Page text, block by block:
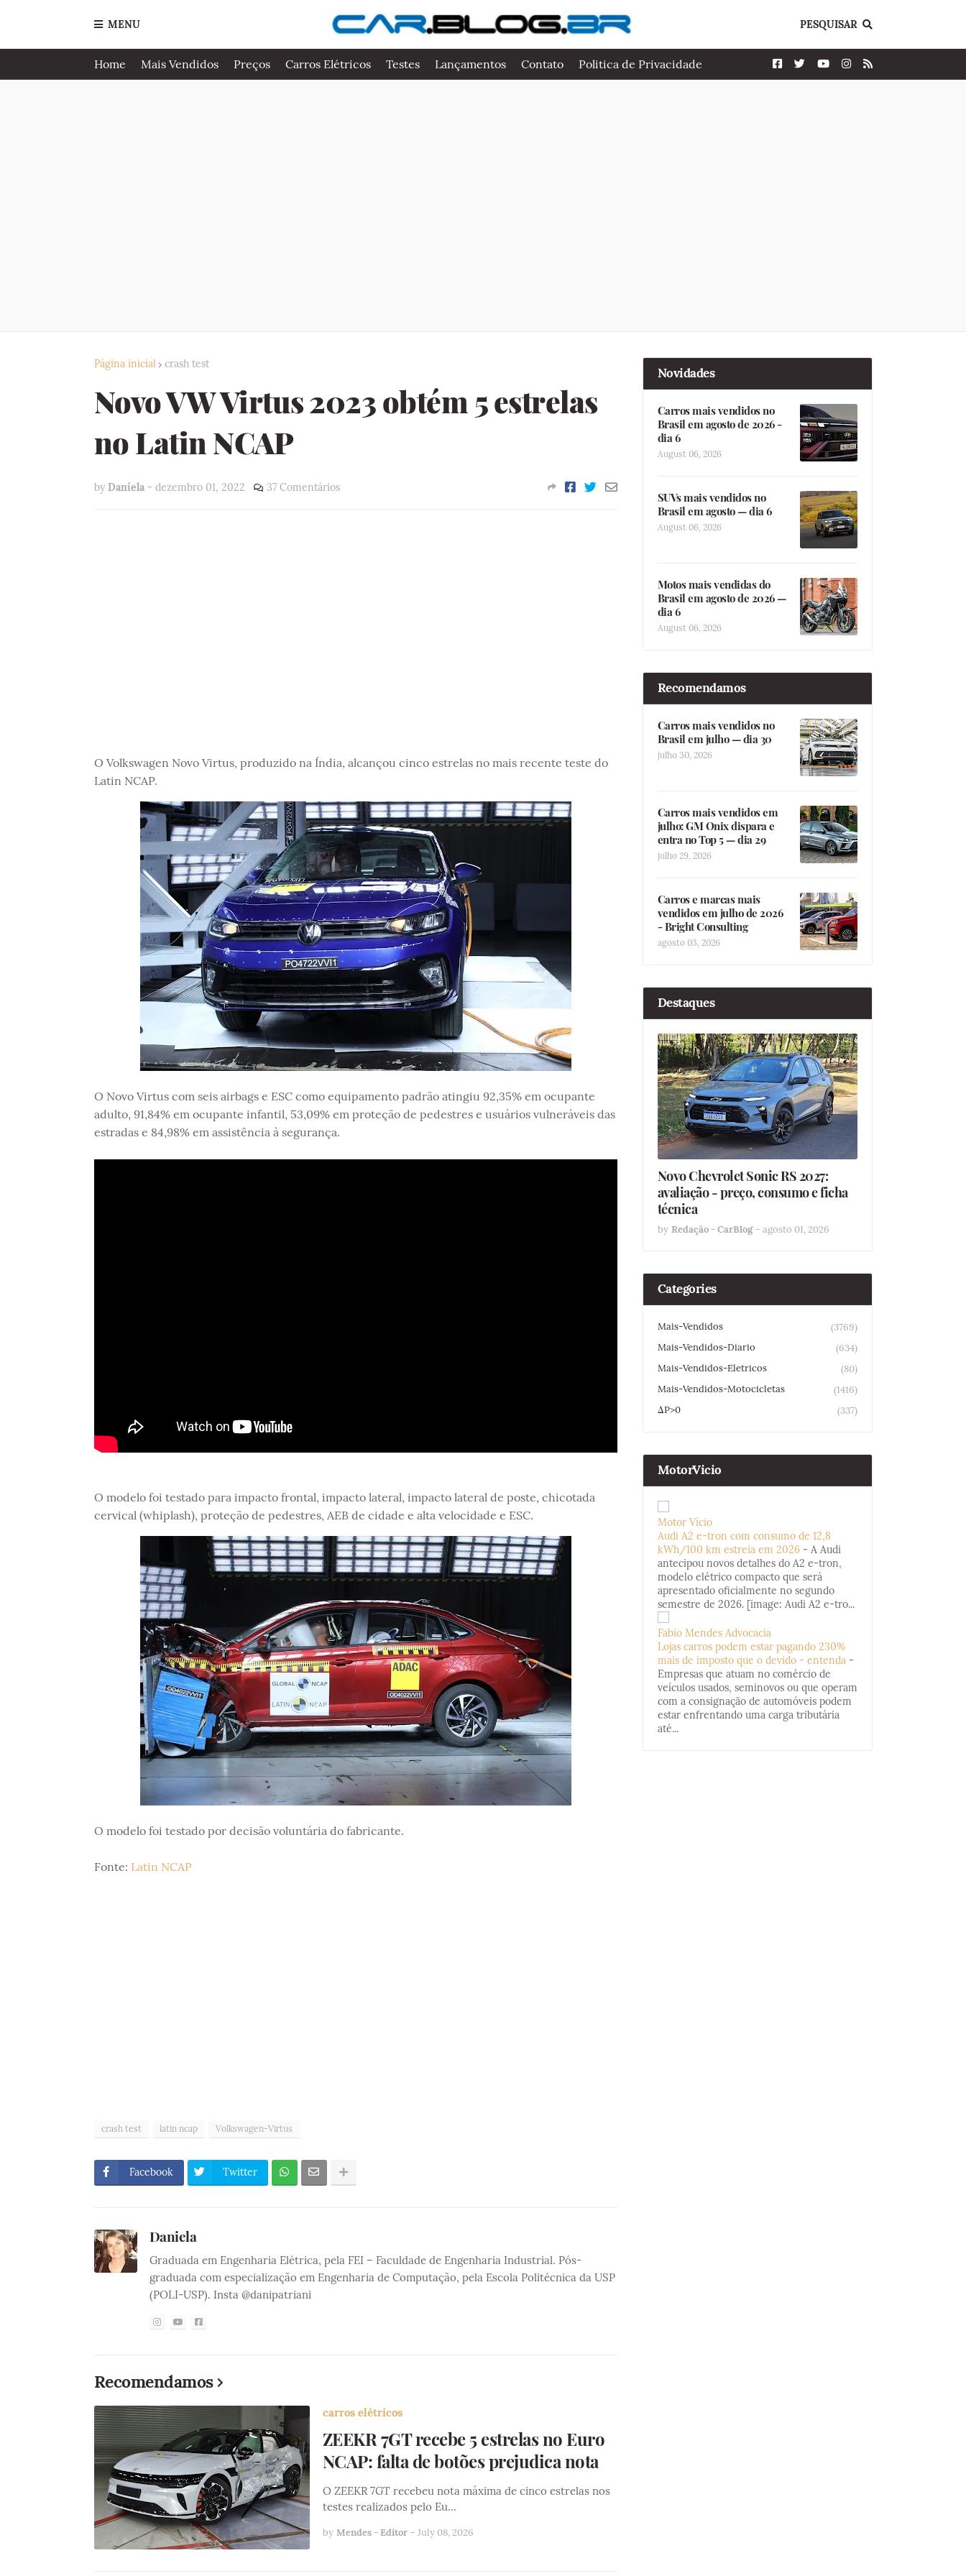
MENU PESQUISAR
Home Mais Vendidos Preços Carros Elétricos Testes Lançamentos Contato Politica de Privacidade
Página inicial crash test
Novo VW Virtus 2023 obtém 5 estrelas
no Latin NCAP
by Daniela - dezembro 01, 2022 37 Comentários
O Volkswagen Novo Virtus, produzido na Índia, alcançou cinco estrelas no mais recente teste do
Latin NCAP.
O Novo Virtus com seis airbags e ESC como equipamento padrão atingiu 92,35% em ocupante
adulto, 91,84% em ocupante infantil, 53,09% em proteção de pedestres e usuários vulneráveis das
estradas e 84,98% em assistência à segurança.
O modelo foi testado para impacto frontal, impacto lateral, impacto lateral de poste, chicotada
cervical (whiplash), proteção de pedestres, AEB de cidade e alta velocidade e ESC.
O modelo foi testado por decisão voluntária do fabricante.
Fonte: Latin NCAP
crash test latin ncap Volkswagen-Virtus
Facebook Twitter
Daniela
Graduada em Engenharia Elétrica, pela FEI – Faculdade de Engenharia Industrial. Pós-
graduada com especialização em Engenharia de Computação, pela Escola Politécnica da USP
(POLI-USP). Insta @danipatriani
Recomendamos
carros elétricos
ZEEKR 7GT recebe 5 estrelas no Euro
NCAP: falta de botões prejudica nota
O ZEEKR 7GT recebeu nota máxima de cinco estrelas nos
testes realizados pelo Eu…
by Mendes - Editor - July 08, 2026
Novidades
Carros mais vendidos no
Brasil em agosto de 2026 -
dia 6
August 06, 2026
SUVs mais vendidos no
Brasil em agosto — dia 6
August 06, 2026
Motos mais vendidas do
Brasil em agosto de 2026 —
dia 6
August 06, 2026
Recomendamos
Carros mais vendidos no
Brasil em julho — dia 30
julho 30, 2026
Carros mais vendidos em
julho: GM Onix dispara e
entra no Top 5 — dia 29
julho 29, 2026
Carros e marcas mais
vendidos em julho de 2026
- Bright Consulting
agosto 03, 2026
Destaques
Novo Chevrolet Sonic RS 2027:
avaliação - preço, consumo e ficha
técnica
by Redação - CarBlog - agosto 01, 2026
Categories
Mais-Vendidos
(3769)
Mais-Vendidos-Diario
(634)
Mais-Vendidos-Eletricos
(80)
Mais-Vendidos-Motocicletas
(1416)
ΔP>0
(337)
MotorVicio
Motor Vício
Audi A2 e-tron com consumo de 12,8
kWh/100 km estreia em 2026 - A Audi
antecipou novos detalhes do A2 e-tron,
modelo elétrico compacto que será
apresentado oficialmente no segundo
semestre de 2026. [image: Audi A2 e-tro...
Fabio Mendes Advocacia
Lojas carros podem estar pagando 230%
mais de imposto que o devido - entenda -
Empresas que atuam no comércio de
veículos usados, seminovos ou que operam
com a consignação de automóveis podem
estar enfrentando uma carga tributária
até...